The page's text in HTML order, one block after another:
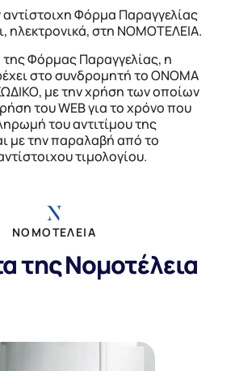
Φόρμα Παραγγελίας
ηλεκτρονικά, στη ΝΟΜΟΤΕΛΕΙΑ.
Φόρμας Παραγγελίας, η
στο συνδρομητή το ΟΝΟΜΑ
με την χρήση των οποίων
του WEB για το χρόνο που
του αντιτίμου της
με την παραλαβή από το
τιμολογίου.
ΝΟΜΟΤΕΛΕΙΑ
της Νομοτέλεια